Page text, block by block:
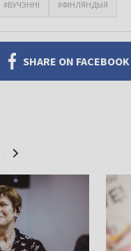
#ВУЧЭННІ #ФІНЛЯНДЫЯ
SHARE ON FACEBOOK